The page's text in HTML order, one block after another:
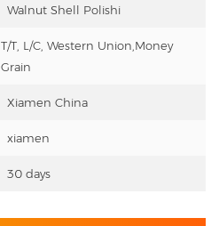
Walnut Shell Polishi
T/T, L/C, Western Union,Money
Grain
Xiamen China
xiamen
30 days